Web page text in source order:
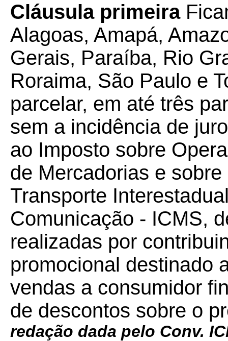
Cláusula primeira
Alagoas, Amapá,
Gerais, Paraíba, Rio
Roraima, São Paulo e
parcelar, em até três
sem a incidência de
ao Imposto sobre
de Mercadorias e
Transporte
Comunicação - ICMS,
realizadas por
promocional destinado
vendas a consumidor
de descontos sobre o
redação dada pelo Conv.